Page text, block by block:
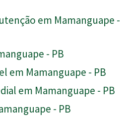
em Mamanguape -
- PB
em Mamanguape - PB
em Mamanguape - PB
- PB